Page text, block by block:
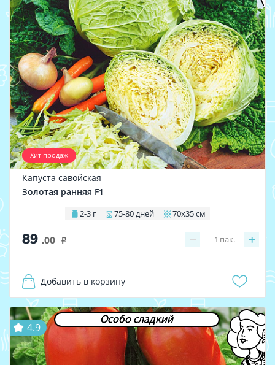
Хит продаж
Капуста савойская
Золотая ранняя F1
2-3 г 75-80 дней 70х35 см
89 .00 i − +
1 пак.
Добавить в корзину
Особо сладкий
4.9